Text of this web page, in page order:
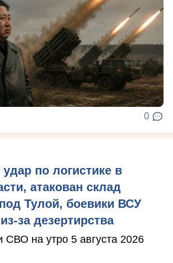
0
по логистике в
атакован склад
Тулой, боевики ВСУ
за дезертирства
СВО на утро 5 августа 2026